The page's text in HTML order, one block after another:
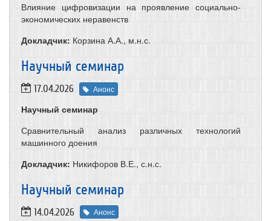
Влияние цифровизации на проявление социально-
экономических неравенств
Докладчик: Корзина А.А., м.н.с.
​Научный семинар
17.04.2026 Анонс
Научный семинар
Сравнительный анализ различных технологий
машинного доения
Докладчик: Никифоров В.Е., с.н.с.
​Научный семинар
14.04.2026 Анонс